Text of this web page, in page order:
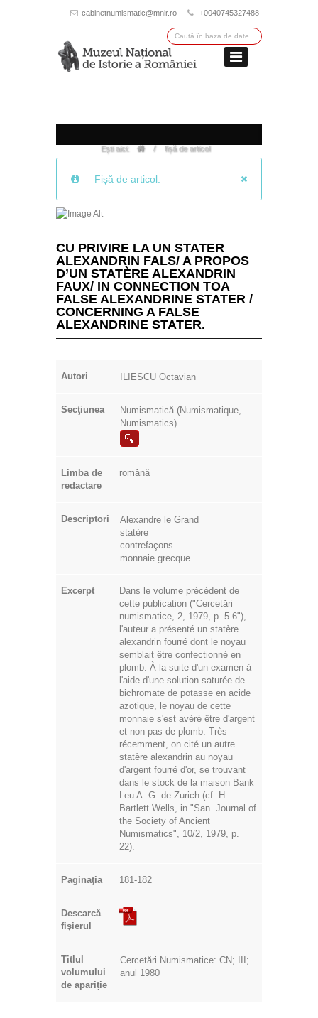
cabinetnumismatic@mnir.ro +0040745327488
Ești aici: / fișă de articol
Fișă de articol.
CU PRIVIRE LA UN STATER
ALEXANDRIN FALS/ A PROPOS
D’UN STATÈRE ALEXANDRIN
FAUX/ IN CONNECTION TOA
FALSE ALEXANDRINE STATER /
CONCERNING A FALSE
ALEXANDRINE STATER.
Autori ILIESCU Octavian
Secţiunea
Numismatică (Numismatique,
Numismatics)
Limba de
redactare
română
Descriptori
Alexandre le Grand
statère
contrefaçons
monnaie grecque
Excerpt
Dans le volume précédent de
cette publication ("Cercetări
numismatice, 2, 1979, p. 5-6"),
l'auteur a présenté un statère
alexandrin fourré dont le noyau
semblait être confectionné en
plomb. À la suite d'un examen à
l'aide d'une solution saturée de
bichromate de potasse en acide
azotique, le noyau de cette
monnaie s'est avéré être d'argent
et non pas de plomb. Très
récemment, on cité un autre
statère alexandrin au noyau
d'argent fourré d'or, se trouvant
dans le stock de la maison Bank
Leu A. G. de Zurich (cf. H.
Bartlett Wells, in "San. Journal of
the Society of Ancient
Numismatics", 10/2, 1979, p.
22).
Paginaţia 181-182
Descarcă
fişierul
Titlul
volumului
de apariție
Cercetări Numismatice: CN; III;
anul 1980